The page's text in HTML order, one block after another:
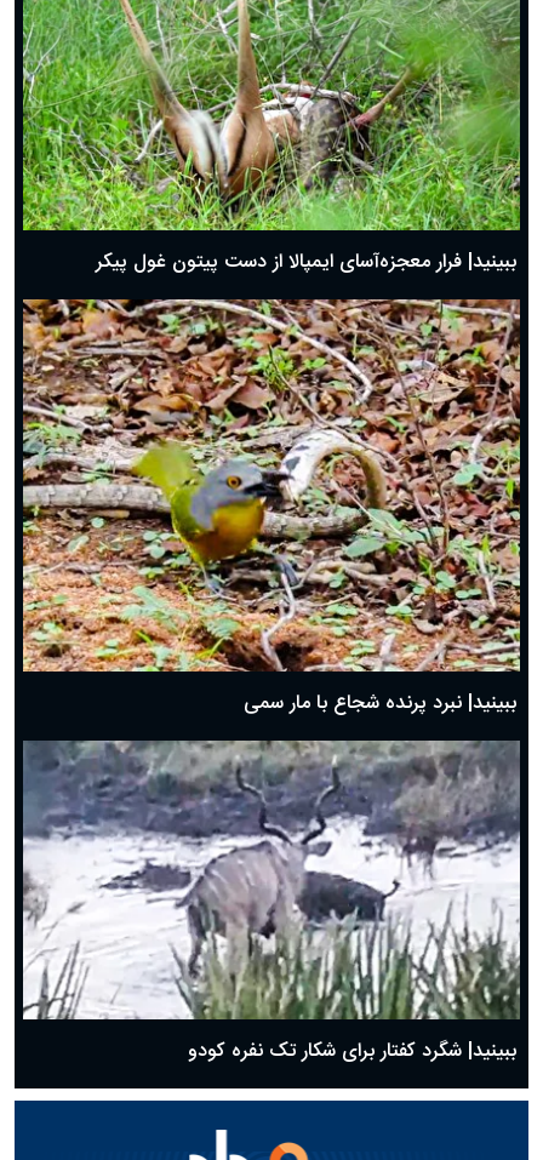
ببینید| فرار معجزه‌آسای ایمپالا از دست پیتون غول پیکر
ببینید| نبرد پرنده شجاع با مار سمی
ببینید| شگرد کفتار برای شکار تک نفره کودو